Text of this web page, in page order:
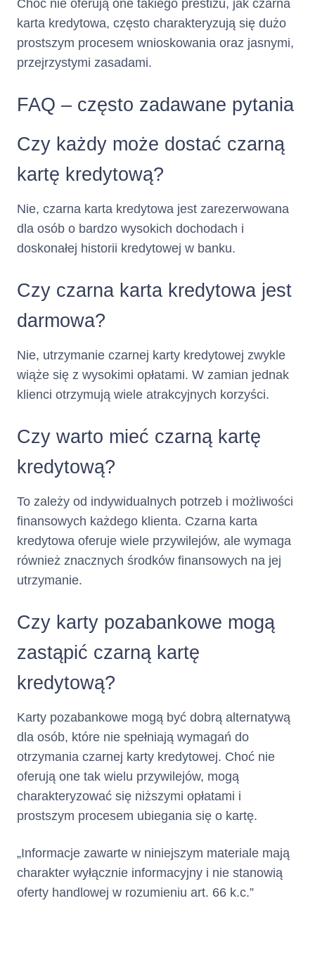
Prowizji, odsetek oraz
(iii) opłat za wydanie i
obsługę Karty
kwoty przekroczenia
poprzednich Okresach
Rozliczeniowych,
Rozliczeniowym,
wskazana w Taryfie
część Limitu
poprzednich Okresach
Kredytowego
wykorzystanego w
bieżącym Okresie
Rozliczeniowym,
przy czym po rozwiązaniu lub
wygaśnięciu Umowy Minimalna
Klient może dokonać
wcześniejszej spłaty
wykorzystanego Limitu
Kredytowego jeszcze przed
Kredytodawcę na Zadłużenie w
następującej kolejności:
(tj. najpóźniej
wymagalnych),
opłaty za udzielenie i
korzystanie z Limitu
Kredytowego, w
kolejności: (i) odsetki,
poczynając od
najpóźniej
wymagalnych), (ii)
Prowizja, poczynając
Choć nie oferują one takiego prestiżu, jak czarna
karta kredytowa, często charakteryzują się dużo
prostszym procesem wnioskowania oraz jasnymi,
przejrzystymi zasadami.
FAQ – często zadawane pytania
Czy każdy może dostać czarną
kartę kredytową?
Nie, czarna karta kredytowa jest zarezerwowana
dla osób o bardzo wysokich dochodach i
doskonałej historii kredytowej w banku.
Czy czarna karta kredytowa jest
darmowa?
Nie, utrzymanie czarnej karty kredytowej zwykle
wiąże się z wysokimi opłatami. W zamian jednak
klienci otrzymują wiele atrakcyjnych korzyści.
Czy warto mieć czarną kartę
kredytową?
To zależy od indywidualnych potrzeb i możliwości
finansowych każdego klienta. Czarna karta
kredytowa oferuje wiele przywilejów, ale wymaga
również znacznych środków finansowych na jej
utrzymanie.
Czy karty pozabankowe mogą
zastąpić czarną kartę
kredytową?
Karty pozabankowe mogą być dobrą alternatywą
dla osób, które nie spełniają wymagań do
otrzymania czarnej karty kredytowej. Choć nie
oferują one tak wielu przywilejów, mogą
charakteryzować się niższymi opłatami i
prostszym procesem ubiegania się o kartę.
„Informacje zawarte w niniejszym materiale mają
charakter wyłącznie informacyjny i nie stanowią
oferty handlowej w rozumieniu art. 66 k.c.”